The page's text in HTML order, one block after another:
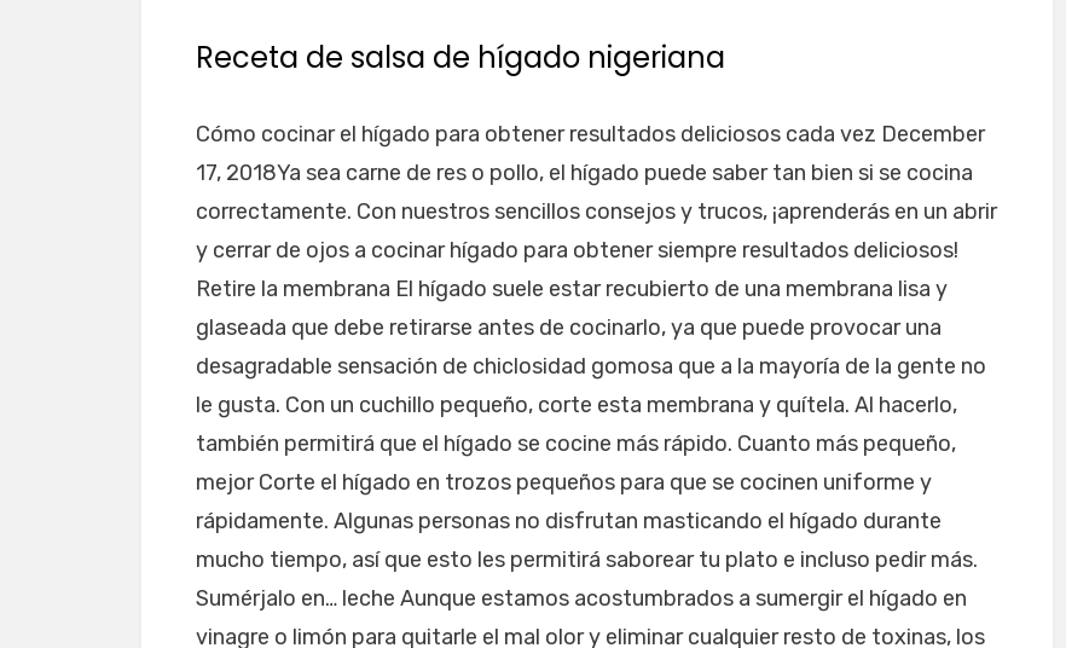
Receta de salsa de hígado nigeriana
Cómo cocinar el hígado para obtener resultados deliciosos cada vez December
17, 2018Ya sea carne de res o pollo, el hígado puede saber tan bien si se cocina
correctamente. Con nuestros sencillos consejos y trucos, ¡aprenderás en un abrir
y cerrar de ojos a cocinar hígado para obtener siempre resultados deliciosos!
Retire la membrana El hígado suele estar recubierto de una membrana lisa y
glaseada que debe retirarse antes de cocinarlo, ya que puede provocar una
desagradable sensación de chiclosidad gomosa que a la mayoría de la gente no
le gusta. Con un cuchillo pequeño, corte esta membrana y quítela. Al hacerlo,
también permitirá que el hígado se cocine más rápido. Cuanto más pequeño,
mejor Corte el hígado en trozos pequeños para que se cocinen uniforme y
rápidamente. Algunas personas no disfrutan masticando el hígado durante
mucho tiempo, así que esto les permitirá saborear tu plato e incluso pedir más.
Sumérjalo en… leche Aunque estamos acostumbrados a sumergir el hígado en
vinagre o limón para quitarle el mal olor y eliminar cualquier resto de toxinas, los